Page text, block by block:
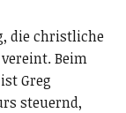
die christliche
Beim
Greg
steuernd,